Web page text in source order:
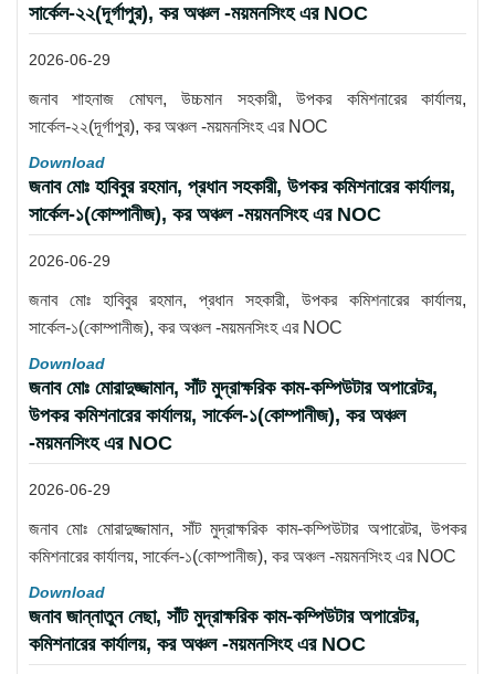
সার্কেল-২২(দূর্গাপুর), কর অঞ্চল -ময়মনসিংহ এর NOC
2026-06-29
জনাব শাহনাজ মোঘল, উচ্চমান সহকারী, উপকর কমিশনারের কার্যালয়,
সার্কেল-২২(দূর্গাপুর), কর অঞ্চল -ময়মনসিংহ এর NOC
Download
জনাব মোঃ হাবিবুর রহমান, প্রধান সহকারী, উপকর কমিশনারের কার্যালয়,
সার্কেল-১(কোম্পানীজ), কর অঞ্চল -ময়মনসিংহ এর NOC
2026-06-29
জনাব মোঃ হাবিবুর রহমান, প্রধান সহকারী, উপকর কমিশনারের কার্যালয়,
সার্কেল-১(কোম্পানীজ), কর অঞ্চল -ময়মনসিংহ এর NOC
Download
জনাব মোঃ মোরাদুজ্জামান, সাঁট মুদ্রাক্ষরিক কাম-কম্পিউটার অপারেটর,
উপকর কমিশনারের কার্যালয়, সার্কেল-১(কোম্পানীজ), কর অঞ্চল
-ময়মনসিংহ এর NOC
2026-06-29
জনাব মোঃ মোরাদুজ্জামান, সাঁট মুদ্রাক্ষরিক কাম-কম্পিউটার অপারেটর, উপকর
কমিশনারের কার্যালয়, সার্কেল-১(কোম্পানীজ), কর অঞ্চল -ময়মনসিংহ এর NOC
Download
জনাব জান্নাতুন নেছা, সাঁট মুদ্রাক্ষরিক কাম-কম্পিউটার অপারেটর,
কমিশনারের কার্যালয়, কর অঞ্চল -ময়মনসিংহ এর NOC